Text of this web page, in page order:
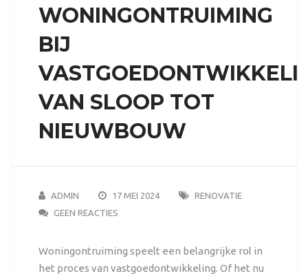
WONINGONTRUIMING
BIJ
VAN SLOOP TOT
NIEUWBOUW
ADMIN 17 MEI 2024
RENOVATIE
GEEN REACTIES
Woningontruiming speelt een belangrijke rol in
het proces van vastgoedontwikkeling. Of het nu